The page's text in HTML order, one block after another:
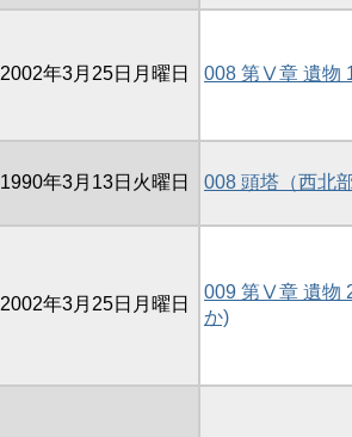
2002年3月25日月曜日 008 第Ⅴ章 遺物
1990年3月13日火曜日 008 頭塔（西北
2002年3月25日月曜日
009 第Ⅴ章 遺物
か)